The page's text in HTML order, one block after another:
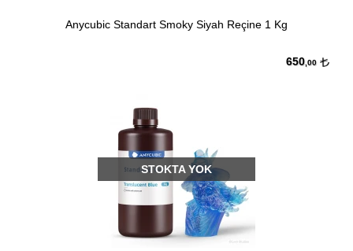
Anycubic Standart Smoky Siyah Reçine 1 Kg
650 ,00
STOKTA YOK